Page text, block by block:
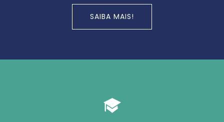
SAIBA MAIS!